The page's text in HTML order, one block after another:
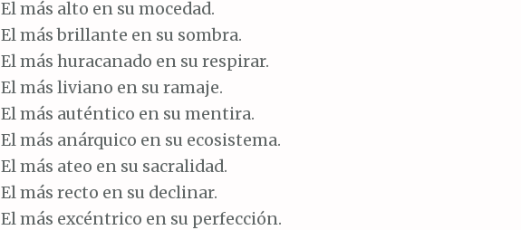
El más alto en su mocedad.
El más brillante en su sombra.
El más huracanado en su respirar.
El más liviano en su ramaje.
El más auténtico en su mentira.
El más anárquico en su ecosistema.
El más ateo en su sacralidad.
El más recto en su declinar.
El más excéntrico en su perfección.